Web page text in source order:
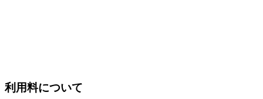
利 用料について